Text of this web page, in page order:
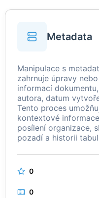
Metadata
Manipulace s
zahrnuje úpravy
informací
autora, datum
Tento proces
kontextové
posílení organizace,
pozadí a historii
0
0